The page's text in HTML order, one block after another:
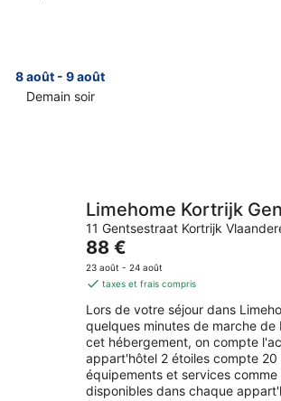
8 août - 9 août
Demain soir
pour
ce
-
9
août
Limehome Kortrijk
11 Gentsestraat Kortrijk
Le
prix
est
88 €
par
nuit
88 €
23 août - 24 août
taxes et frais compris
Lors de votre séjour dans
quelques minutes de marche
cet hébergement, on compte
appart'hôtel 2 étoiles compte
équipements et services
disponibles dans chaque